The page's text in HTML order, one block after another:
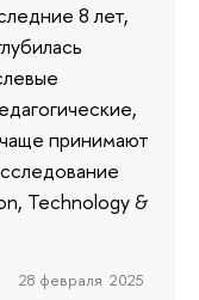
8 лет,
принимают
Technology &
28 февраля 2025